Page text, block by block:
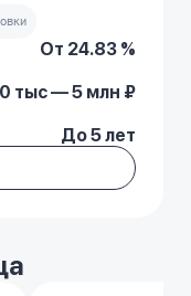
От 24.83 %
тыс — 5 млн ₽
До 5 лет